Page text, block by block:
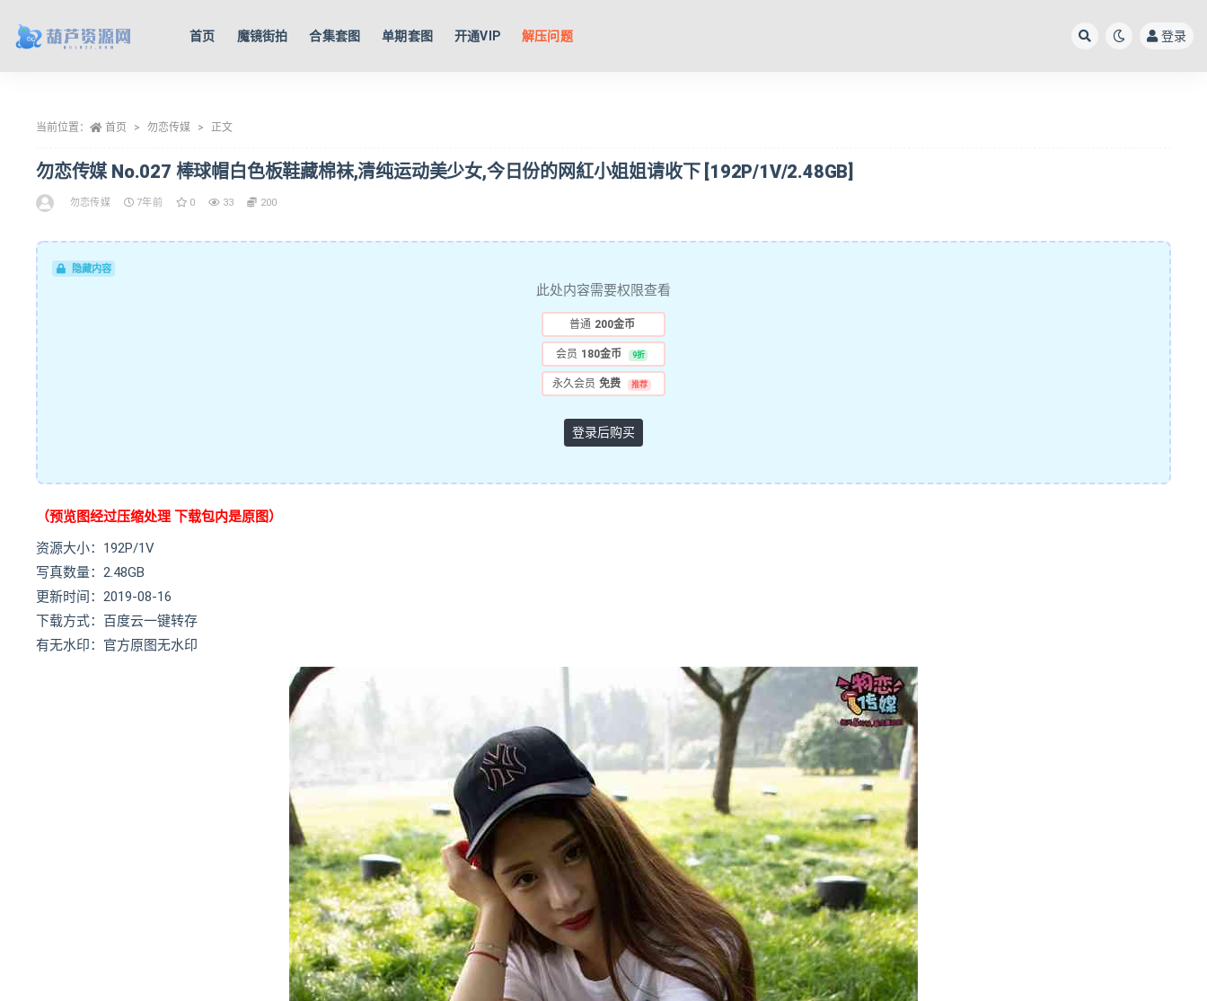
首页 魔镜街拍 合集套图 单期套图 开通VIP 解压问题 登录
当前位置： 首页 勿恋传媒 正文
勿恋传媒 No.027 棒球帽白色板鞋藏棉袜,清纯运动美少女,今日份的网紅小姐姐请收下 [192P/1V/2.48GB]
勿恋传媒 7年前 0 33 200
隐藏内容
此处内容需要权限查看
普通 200金币
会员 180金币 9折
永久会员 免费 推荐
登录后购买
（预览图经过压缩处理 下载包内是原图）
资源大小：192P/1V
写真数量：2.48GB
更新时间：2019-08-16
下载方式：百度云一键转存
有无水印：官方原图无水印
全部